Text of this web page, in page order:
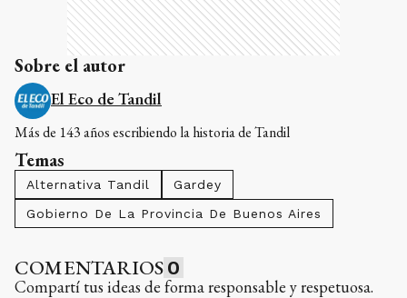
Sobre el autor
El Eco de Tandil
Más de 143 años escribiendo la historia de Tandil
Temas
Alternativa Tandil
Gardey
Gobierno De La Provincia De Buenos Aires
COMENTARIOS 0
Compartí tus ideas de forma responsable y respetuosa.